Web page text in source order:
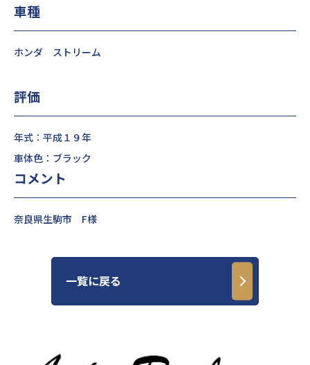
車種
ホンダ ストリーム
評価
年式：平成１９年
車体色：ブラック
コメント
奈良県生駒市 F様
一覧に戻る